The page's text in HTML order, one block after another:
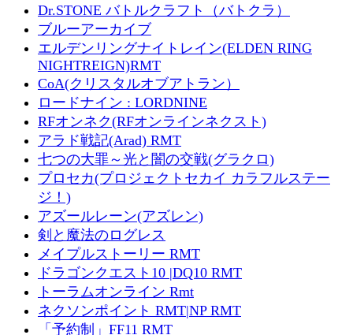
Dr.STONE バトルクラフト（バトクラ）
ブルーアーカイブ
エルデンリングナイトレイン(ELDEN RING
NIGHTREIGN)RMT
CoA(クリスタルオブアトラン）
ロードナイン : LORDNINE
RFオンネク(RFオンラインネクスト)
アラド戦記(Arad) RMT
七つの大罪～光と闇の交戦(グラクロ)
プロセカ(プロジェクトセカイ カラフルステー
ジ！)
アズールレーン(アズレン)
剣と魔法のログレス
メイプルストーリー RMT
ドラゴンクエスト10 |DQ10 RMT
トーラムオンライン Rmt
ネクソンポイント RMT|NP RMT
「予約制」FF11 RMT